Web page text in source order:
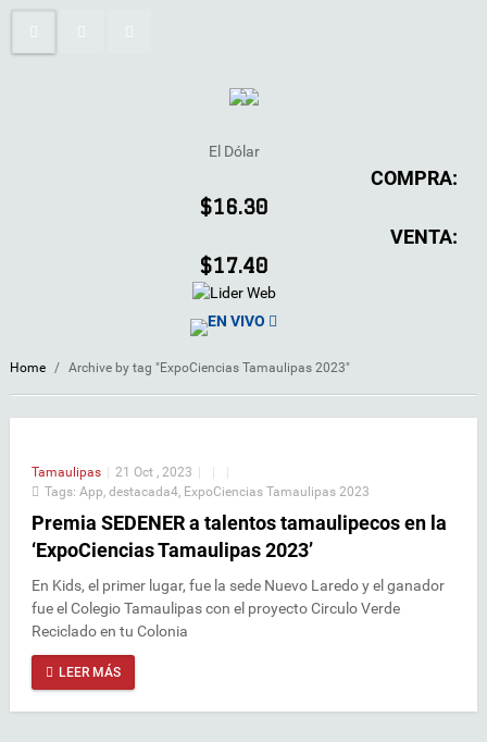
El Dólar
COMPRA:
$16.30
VENTA:
$17.40
EN VIVO
Home / Archive by tag "ExpoCiencias Tamaulipas 2023"
Tamaulipas | 21 Oct , 2023 | |
|
Tags: App destacada4 ExpoCiencias Tamaulipas 2023
Premia SEDENER a talentos tamaulipecos en la
‘ExpoCiencias Tamaulipas 2023’
En Kids, el primer lugar, fue la sede Nuevo Laredo y el ganador
fue el Colegio Tamaulipas con el proyecto Circulo Verde
Reciclado en tu Colonia
LEER MÁS